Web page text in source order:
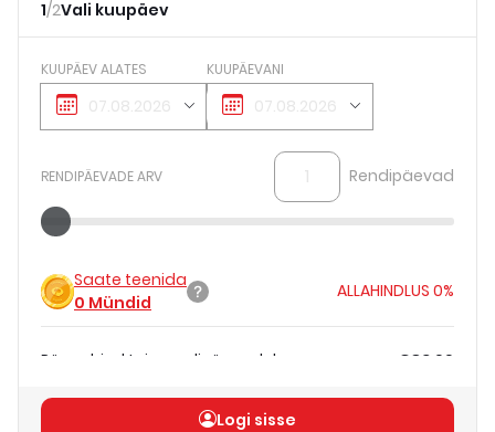
1/2Vali kuupäev
KUUPÄEV ALATES KUUPÄEVANI
RENDIPÄEVADE ARV Rendipäevad
Saate teenida
0 Mündid
ALLAHINDLUS 0%
Päevahind teie rendipäevadele €83.00
ilma KM-ta)Logi sisse